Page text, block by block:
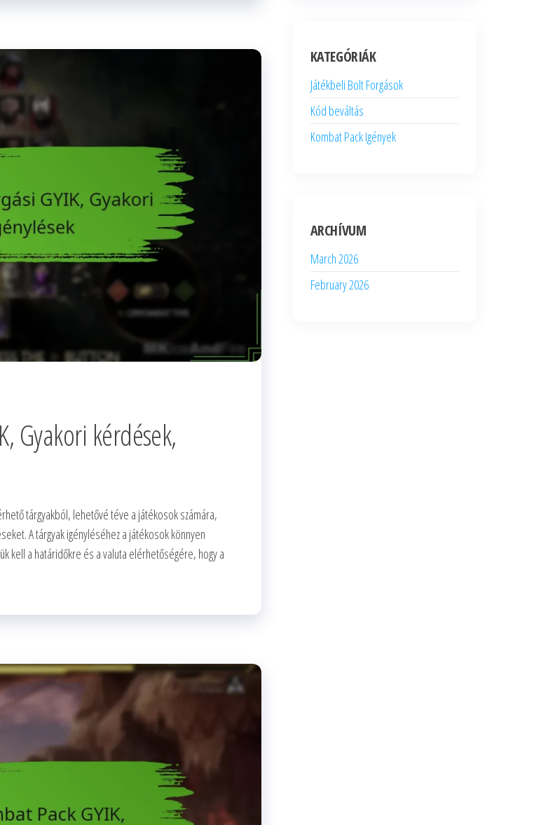
Gyakori kérdések,
tárgyakból, lehetővé téve a játékosok számára,
A tárgyak igényléséhez a játékosok könnyen
kell a határidőkre és a valuta elérhetőségére, hogy a
KATEGÓRIÁK
Játékbeli Bolt Forgások
Kód beváltás
Kombat Pack Igények
ARCHÍVUM
March 2026
February 2026